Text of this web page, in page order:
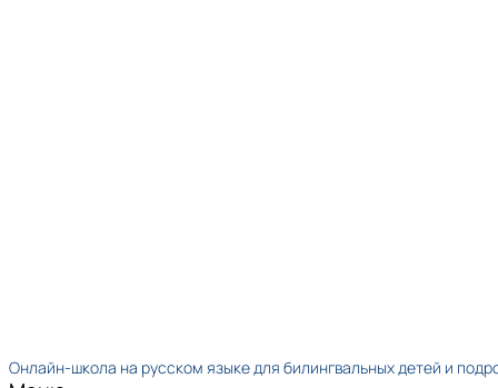
Онлайн-школа на русском языке для билингвальных детей и